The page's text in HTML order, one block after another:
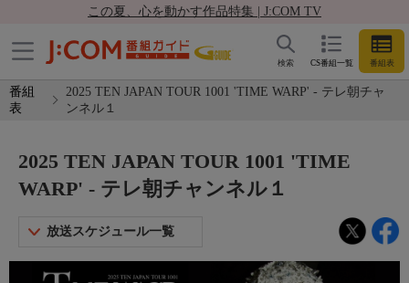
この夏、心を動かす作品特集 | J:COM TV
CS番組一覧 番組表
検索
番組
表
2025 TEN JAPAN TOUR 1001 'TIME WARP' - テレ朝チャ
ンネル１
2025 TEN JAPAN TOUR 1001 'TIME
WARP' - テレ朝チャンネル１
放送スケジュール一覧